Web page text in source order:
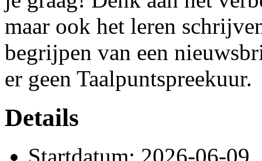
maar ook het leren
begrijpen van een
er geen Taalpuntspreekuur.
Details